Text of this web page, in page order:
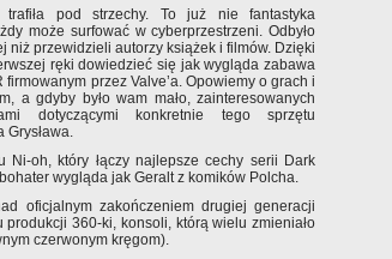
trafiła pod strzechy. To już nie fantastyka
może surfować w cyberprzestrzeni. Odbyło
niż przewidzieli autorzy książek i filmów. Dzięki
ręki dowiedzieć się jak wygląda zabawa
firmowanym przez Valve’a. Opowiemy o grach i
a gdyby było wam mało, zainteresowanych
dotyczącymi konkretnie tego sprzętu
Grysława.
Ni-oh, który łączy najlepsze cechy serii Dark
wygląda jak Geralt z komików Polcha.
oficjalnym zakończeniem drugiej generacji
produkcji 360-ki, konsoli, którą wielu zmieniało
czerwonym kręgom).